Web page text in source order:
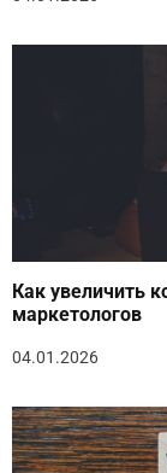
Как увеличить
маркетологов
04.01.2026